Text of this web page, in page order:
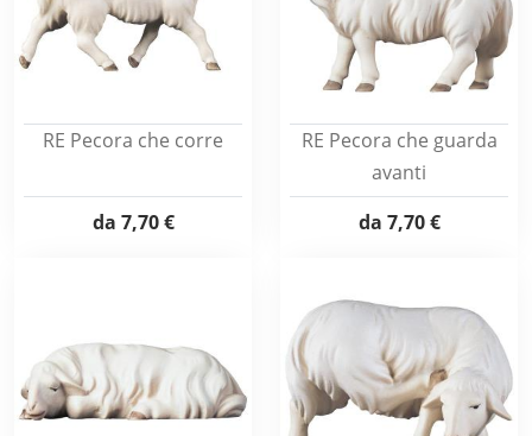
RE Pecora che corre
da 7,70 €
RE Pecora che guarda
avanti
da 7,70 €